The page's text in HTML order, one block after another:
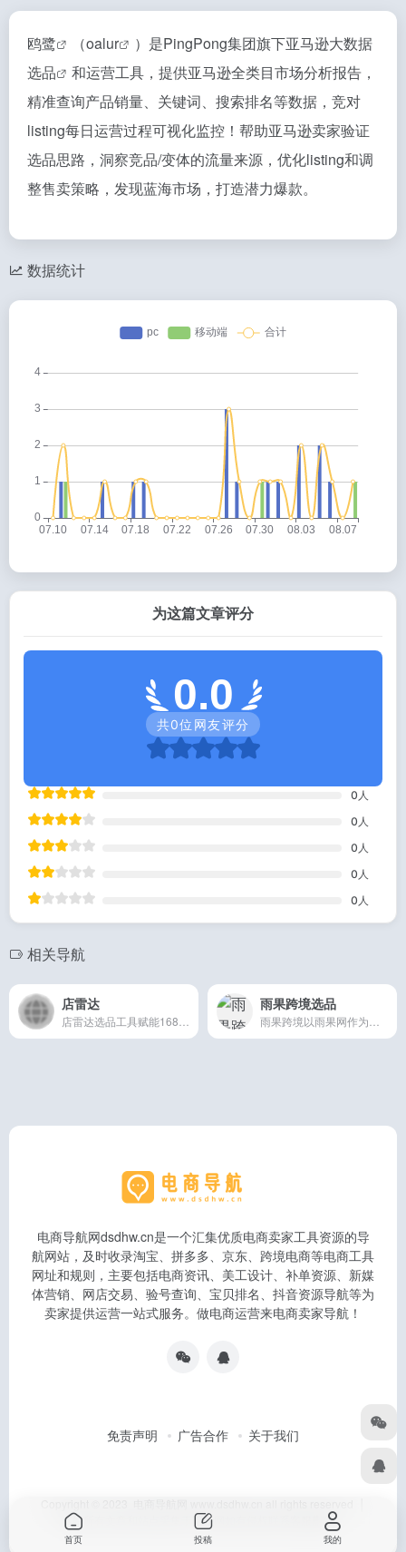
鸥鹭 （oalur ）是PingPong集团旗下亚马逊大数据
选品
和运营工具，提供亚马逊全类目市场分析报告，
精准查询产品销量、关键词、搜索排名等数据，竞对
listing每日运营过程可视化监控！帮助亚马逊卖家验证
选品思路，洞察竞品/变体的流量来源，优化listing和调
整售卖策略，发现蓝海市场，打造潜力爆款。
数据统计
为这篇文章评分
0.0
共0位网友评分
0 人
0 人
0 人
0 人
0 人
相关导航
店雷达 雨果跨境选品
电商导航网dsdhw.cn是一个汇集优质电商卖家工具资源的导
航网站，及时收录淘宝、拼多多、京东、跨境电商等电商工具
网址和规则，主要包括电商资讯、美工设计、补单资源、新媒
体营销、网店交易、验号查询、宝贝排名、抖音资源导航等为
卖家提供运营一站式服务。做电商运营来电商卖家导航！
免责声明 广告合作 关于我们
本站所有文章和站点采集于互联网如有侵权联系客服删除
首页 投稿 我的